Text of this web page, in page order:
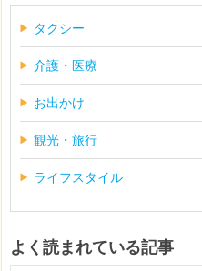
タクシー
介護・医療
お出かけ
観光・旅行
ライフスタイル
よく読まれている記事